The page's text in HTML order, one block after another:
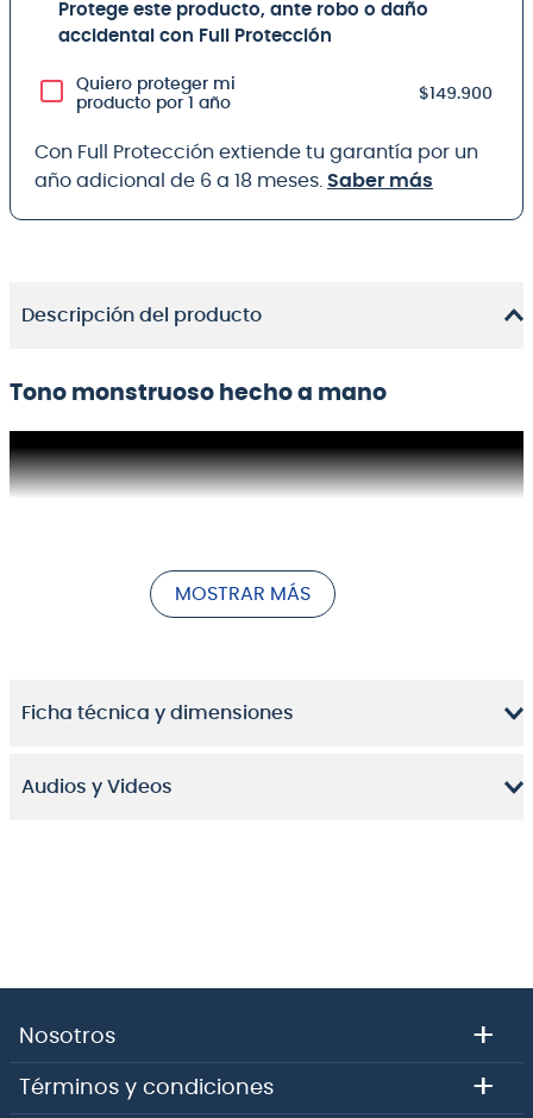
Protege este producto, ante robo o daño
accidental con Full Protección
Quiero proteger mi
producto por 1 año
$149.900
Con Full Protección extiende tu garantía por un
año adicional de 6 a 18 meses. Saber más
Descripción del producto
Tono monstruoso hecho a mano
MOSTRAR MÁS
Ficha técnica y dimensiones
Audios y Videos
Nosotros +
Términos y condiciones +